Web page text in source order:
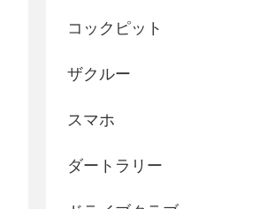
コックピット
ザクルー
スマホ
ダートラリー